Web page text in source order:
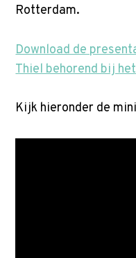
Rotterdam.
Download de
Thiel behorend bij
Kijk hieronder de